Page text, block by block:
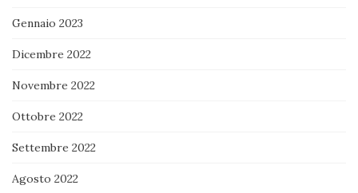
Gennaio 2023
Dicembre 2022
Novembre 2022
Ottobre 2022
Settembre 2022
Agosto 2022